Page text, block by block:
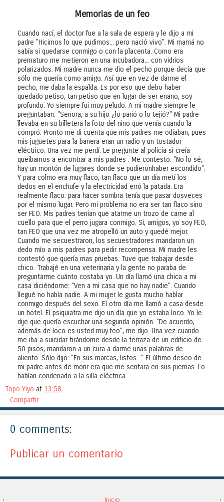
Memorias de un feo
Cuando nací, el doctor fue a la sala de espera y le dijo a mi
padre "Hicimos lo que pudimos... pero nació vivo". Mi mamá no
sabía si quedarse conmigo o con la placenta. Como era
prematuro me metieron en una incubadora... con vidrios
polarizados. Mi madre nunca me dio el pecho porque decía que
sólo me quería como amigo. Así que en vez de darme el
pecho, me daba la espalda. Es por eso que debo haber
quedado petiso, tan petiso que en lugar de ser enano, soy
profundo. Yo siempre fui muy peludo. A mi madre siempre le
preguntaban: "Señora, a su hijo ¿lo parió o lo tejió?" Mi padre
llevaba en su billetera la foto del niño que venía cuando la
compró. Pronto me di cuenta que mis padres me odiaban, pues
mis juguetes para la bañera eran un radio y un tostador
eléctrico. Una vez me perdí. Le pregunte al policía si creía
queíbamos a encontrar a mis padres . Me contesto: "No lo sé;
hay un montón de lugares donde se pudieronhaber escondido".
Y para colmo era muy flaco, tan flaco que un día metí los
dedos en el enchufe y la electricidad erró la patada. Era
realmente flaco: para hacer sombra tenía que pasar dosveces
por el mismo lugar. Pero mi problema no era ser tan flaco sino
ser FEO. Mis padres tenían que atarme un trozo de carne al
cuello para que el perro jugara conmigo. Sí, amigos, yo soy FEO,
tan FEO que una vez me atropelló un auto y quedé mejor.
Cuando me secuestraron, los secuestradores mandaron un
dedo mío a mis padres para pedir recompensa. Mi madre les
contestó que quería mas pruebas. Tuve que trabajar desde
chico. Trabajé en una veterinaria y la gente no paraba de
preguntarme cuánto costaba yo. Un día llamó una chica a mi
casa diciéndome: "Ven a mi casa que no hay nadie". Cuando
llegué no había nadie. A mi mujer le gusta mucho hablar
conmigo después del sexo. El otro día me llamó a casa desde
un hotel. El psiquiatra me dijo un día que yo estaba loco. Yo le
dije que quería escuchar una segunda opinión. "De acuerdo,
además de loco es usted muy feo", me dijo. Una vez cuando
me iba a suicidar tirándome desde la terraza de un edificio de
50 pisos, mandaron a un cura a darme unas palabras de
aliento. Sólo dijo: "En sus marcas, listos..." El último deseo de
mi padre antes de morir era que me sentara en sus piernas. Lo
habían condenado a la silla eléctrica...
Topo Yiyo at 13:58
Compartir
0 comments:
Publicar un comentario
‹ ›
Inicio